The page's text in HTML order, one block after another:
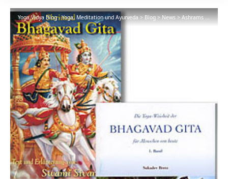
Yoga Vidya Blog - Yoga, Meditation und Ayurveda>Blog>News>Ashrams> Bad